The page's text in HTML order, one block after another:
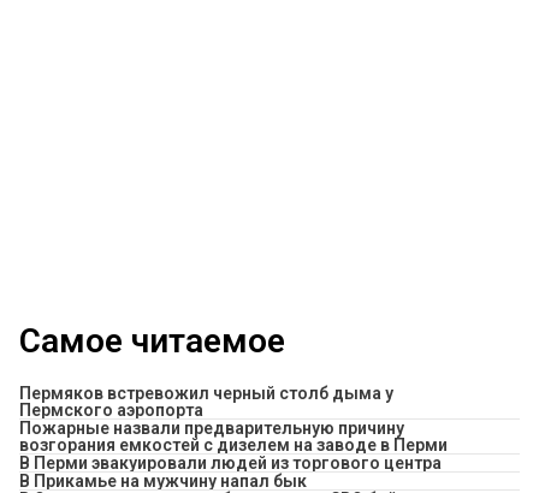
Самое читаемое
Пермяков встревожил черный столб дыма у
Пермского аэропорта
Пожарные назвали предварительную причину
возгорания емкостей с дизелем на заводе в Перми
В Перми эвакуировали людей из торгового центра
​В Прикамье на мужчину напал бык